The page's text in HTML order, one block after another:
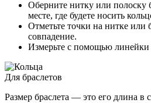
Оберните нитку или полоску
месте, где будете носить
Отметьте точки на нитке или
совпадение.
Измерьте с помощью
Для браслетов
Размер браслета — это его длина в